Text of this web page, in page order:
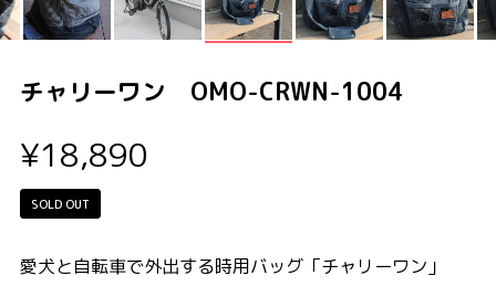
チャリーワン OMO-CRWN-1004
¥18,890
SOLD OUT
愛犬と自転車で外出する時用バッグ「チャリーワン」